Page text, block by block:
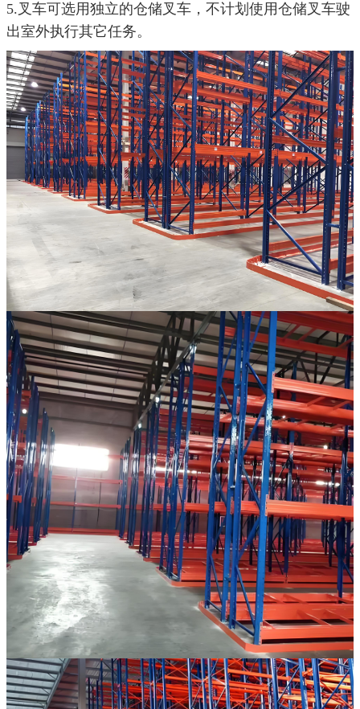
5.叉车可选用独立的仓储叉车，不计划使用仓储叉车驶
出室外执行其它任务。